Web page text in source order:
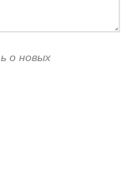
о новых